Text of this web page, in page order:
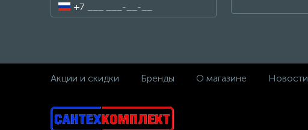
+7
Акции и скидки Бренды О магазине Новости